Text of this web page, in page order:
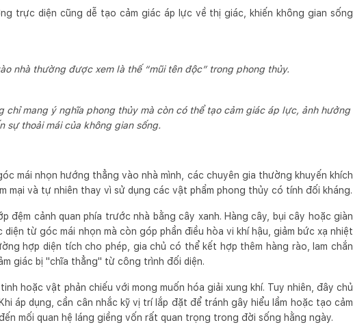
trực diện cũng dễ tạo cảm giác áp lực về thị giác, khiến không gian sống
nhà thường được xem là thế “mũi tên độc” trong phong thủy.
chỉ mang ý nghĩa phong thủy mà còn có thể tạo cảm giác áp lực, ảnh hưởng
sự thoải mái của không gian sống.
mái nhọn hướng thẳng vào nhà mình, các chuyên gia thường khuyến khích
mại và tự nhiên thay vì sử dụng các vật phẩm phong thủy có tính đối kháng.
đệm cảnh quan phía trước nhà bằng cây xanh. Hàng cây, bụi cây hoặc giàn
từ góc mái nhọn mà còn góp phần điều hòa vi khí hậu, giảm bức xạ nhiệt
hợp diện tích cho phép, gia chủ có thể kết hợp thêm hàng rào, lam chắn
giác bị "chĩa thẳng" từ công trình đối diện.
hoặc vật phản chiếu với mong muốn hóa giải xung khí. Tuy nhiên, đây chủ
áp dụng, cần cân nhắc kỹ vị trí lắp đặt để tránh gây hiểu lầm hoặc tạo cảm
mối quan hệ láng giềng vốn rất quan trọng trong đời sống hằng ngày.